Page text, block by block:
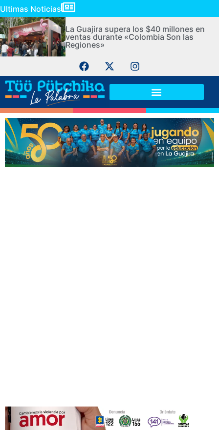
Ultimas Noticias
La Guajira supera los $40 millones en
ventas durante «Colombia Son las
Regiones»